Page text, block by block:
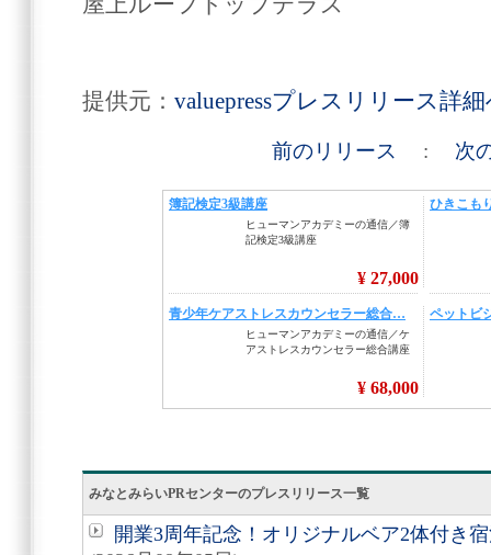
提供元： valuepressプレスリリース詳
前のリリース : 次
みなとみらいPRセンターのプレスリリース一覧
開業3周年記念！オリジナルベア2体付き